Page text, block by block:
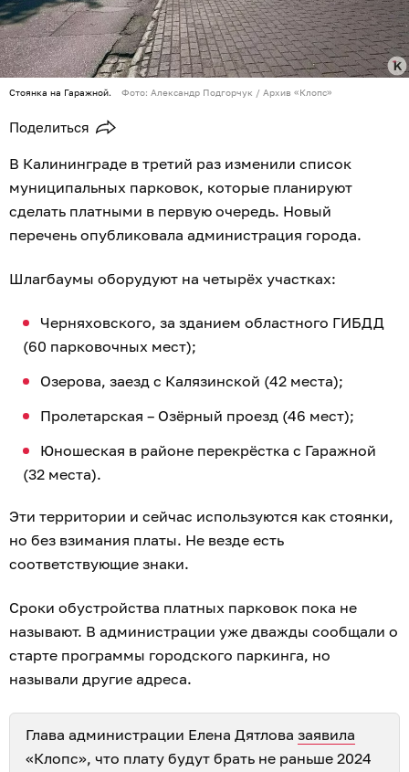
Стоянка на Гаражной. Фото: Александр Подгорчук / Архив «Клопс»
Поделиться
В Калининграде в третий раз изменили список
муниципальных парковок, которые планируют
сделать платными в первую очередь. Новый
перечень опубликовала администрация города.
Шлагбаумы оборудуют на четырёх участках:
Черняховского, за зданием областного ГИБДД
(60 парковочных мест);
Озерова, заезд с Калязинской (42 места);
Пролетарская – Озёрный проезд (46 мест);
Юношеская в районе перекрёстка с Гаражной
(32 места).
Эти территории и сейчас используются как стоянки,
но без взимания платы. Не везде есть
соответствующие знаки.
Сроки обустройства платных парковок пока не
называют. В администрации уже дважды сообщали о
старте программы городского паркинга, но
называли другие адреса.
Глава администрации Елена Дятлова заявила
«Клопс», что плату будут брать не раньше 2024